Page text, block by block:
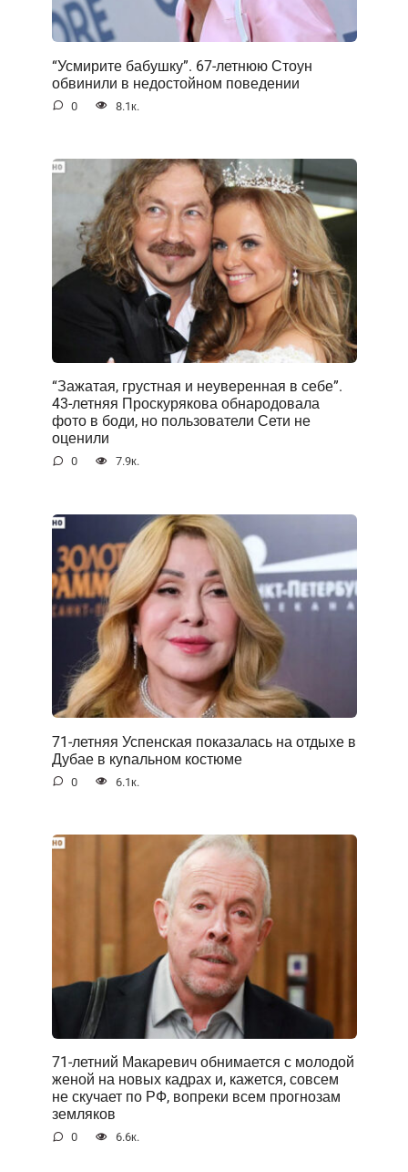
“Усмирите бабушку”. 67-летнюю Стоун
обвинили в недостойном поведении
0 8.1к.
“Зажатая, грустная и неуверенная в себе”.
43-летняя Проскурякова обнародовала
фото в боди, но пользователи Сети не
оценили
0 7.9к.
71-летняя Успенская показалась на отдыхе в
Дубае в куnальном костюме
0 6.1к.
71-летний Макаревич обнимается с молодой
женой на новых кадрах и, кажется, совсем
не скучает по РФ, вопреки всем прогнозам
земляков
0 6.6к.